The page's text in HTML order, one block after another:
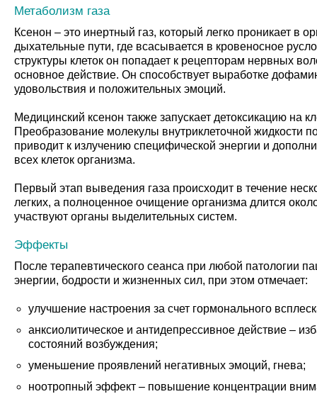
Метаболизм газа
Ксенон – это инертный газ, который легко проникает в
дыхательные пути, где всасывается в кровеносное
структуры клеток он попадает к рецепторам нервных
основное действие. Он способствует выработке
удовольствия и положительных эмоций.
Медицинский ксенон также запускает детоксикацию на
Преобразование молекулы внутриклеточной жидкости
приводит к излучению специфической энергии и
всех клеток организма.
Первый этап выведения газа происходит в течение
легких, а полноценное очищение организма длится
участвуют органы выделительных систем.
Эффекты
После терапевтического сеанса при любой патологии
энергии, бодрости и жизненных сил, при этом отмечает:
улучшение настроения за счет гормонального
анксиолитическое и антидепрессивное действие –
состояний возбуждения;
уменьшение проявлений негативных эмоций, гнева;
ноотропный эффект – повышение концентрации